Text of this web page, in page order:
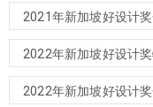
2021年新加坡好设计
2022年新加坡好设计
2022年新加坡好设计